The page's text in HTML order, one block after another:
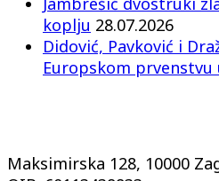
koplju 28.07.2026
Didović, Pavković i
Europskom
Maksimirska 128, 10000